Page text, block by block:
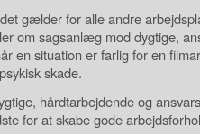
gælder for alle andre
om sagsanlæg mod dygtige,
en situation er farlig for en
skade.
hårdtarbejdende og
for at skabe gode